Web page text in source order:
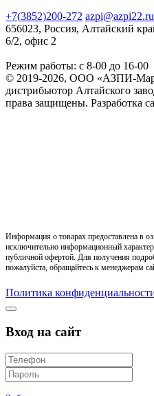
+7(3852)200-272 azpi@azpi22.ru
656023, Россия, Алтайский
6/2, офис 2
Режим работы: с 8-00 до 16-00
© 2019-2026, ООО «АЗПИ-
дистрибьютор Алтайского
права защищены. Разработка
Информация о товарах предоставлена в
исключительно информационный
публичной офертой. Для получения
пожалуйста, обращайтесь к менеджерам
Политика
Вход на сайт